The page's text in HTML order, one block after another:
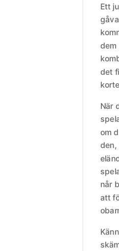
Ett
dem
det
När
om
den,
når
att